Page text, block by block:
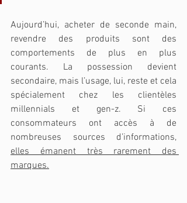
Aujourd’hui, acheter de seconde main,
revendre des produits sont des
comportements de plus en plus
courants. La possession devient
secondaire, mais l’usage, lui, reste et cela
spécialement chez les clientèles
millennials et gen-z. Si ces
consommateurs ont accès à de
elles émanent très rarement des
marques.